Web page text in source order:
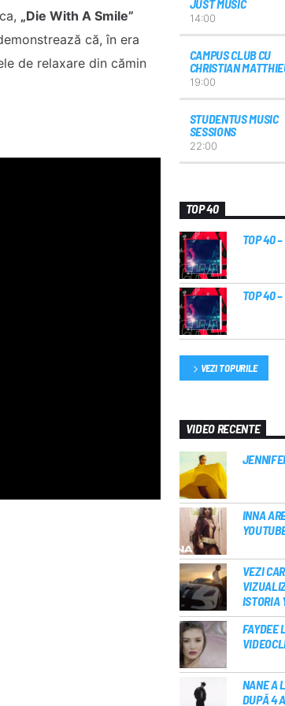
„Die With A Smile”
că, în era
de relaxare din cămin
JUST MUSIC
14:00
CAMPUS CLUB CU
CHRISTIAN
19:00
STUDENTUS MUSIC
SESSIONS
22:00
TOP 40
TOP 40
TOP 40
VEZI TOPURILE
VIDEO RECENTE
INNA
VEZI
ISTORIA
FAYDEE
NANE A
DUPĂ 4